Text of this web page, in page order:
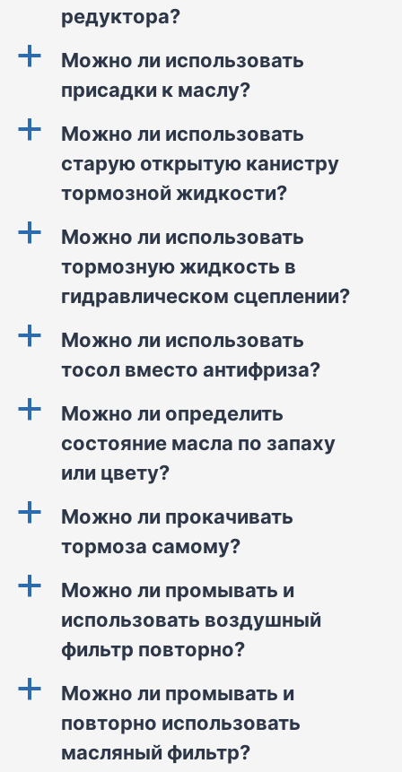
редуктора?
a
Можно ли использовать
присадки к маслу?
a
Можно ли использовать
старую открытую канистру
тормозной жидкости?
a
Можно ли использовать
тормозную жидкость в
гидравлическом сцеплении?
a
Можно ли использовать
тосол вместо антифриза?
a
Можно ли определить
состояние масла по запаху
или цвету?
a
Можно ли прокачивать
тормоза самому?
a
Можно ли промывать и
использовать воздушный
фильтр повторно?
a
Можно ли промывать и
повторно использовать
масляный фильтр?